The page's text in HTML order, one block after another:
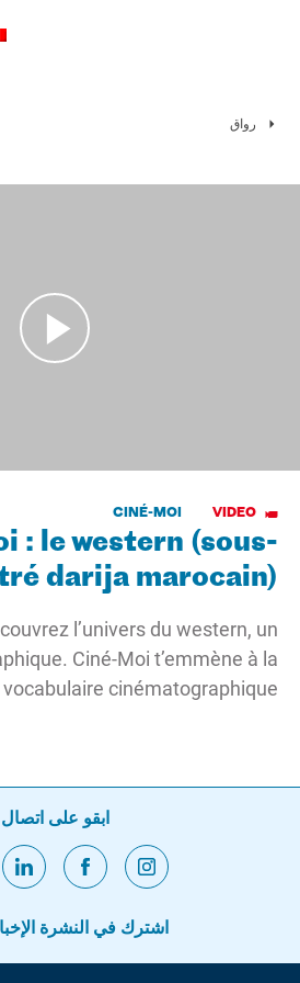
رواق
VIDEO
CINÉ-MOI
: le western (sous-
darija marocain)
l’univers du western, un
Ciné-Moi t’emmène à la
cinématographique !
ابقو على اتصال
اشترك في النشرة